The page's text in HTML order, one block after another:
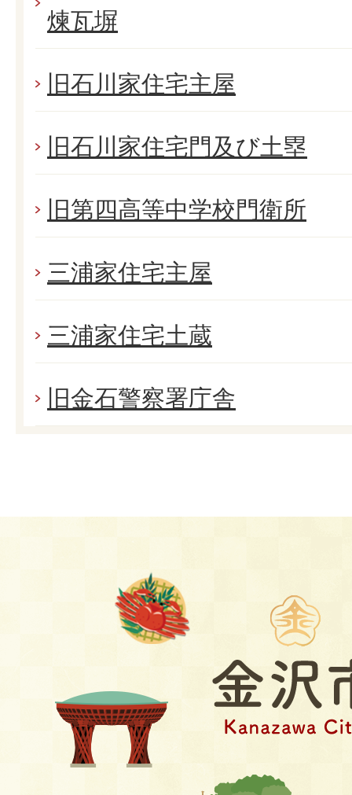
煉瓦塀
旧石川家住宅主屋
旧石川家住宅門及び土塁
旧第四高等中学校門衛所
三浦家住宅主屋
三浦家住宅土蔵
旧金石警察署庁舎